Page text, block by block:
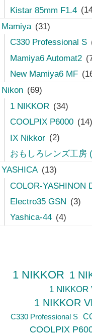
Kistar 85mm F1.4
Mamiya (31)
C330 Professional S
Mamiya6 Automat2
New Mamiya6 MF
Nikon (69)
1 NIKKOR (34)
COOLPIX P6000 (14)
IX Nikkor (2)
おもしろレンズ工房
YASHICA (13)
COLOR-YASHINON
Electro35 GSN (3)
Yashica-44 (4)
1 NIKKOR 1
1 NIKKOR
1 NIKKOR
C330 Professional S
COOLPIX